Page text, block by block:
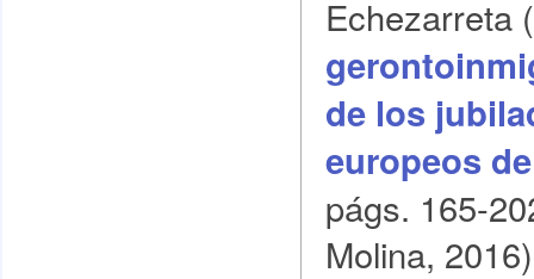
Echezarreta
de los
europeos
págs. 165-
Molina,